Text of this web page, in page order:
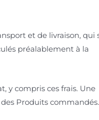
et de livraison, qui
préalablement à la
y compris ces frais. Une
Produits commandés.